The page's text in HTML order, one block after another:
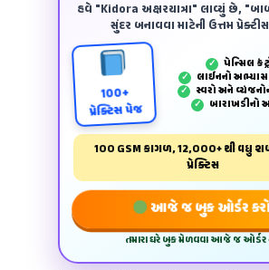
હવે "Kidora અક્ષરયાત્રા" લાવ્યું છે,
સુંદર બનાવવા માટેની ઉત્તમ
100+
પ્રેક્ટિસ પેજ
✓ પેન્‍સિલ
✓ લાઈનનો અભ્યાસ
✓ સ્વરો અને
✓ બારાખડીનો
100 GSM કાગળ, 12,000+ થી વધુ
પ્રેક્ટિસ
આજે જ બુક ઓર્ડર
તમારા ઘરે બુક મેળવવા આજે જ ઓર્ડર